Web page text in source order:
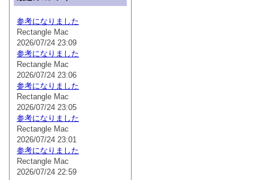
参考になりました
Rectangle Mac
2026/07/24 23:09
参考になりました
Rectangle Mac
2026/07/24 23:06
参考になりました
Rectangle Mac
2026/07/24 23:05
参考になりました
Rectangle Mac
2026/07/24 23:01
参考になりました
Rectangle Mac
2026/07/24 22:59